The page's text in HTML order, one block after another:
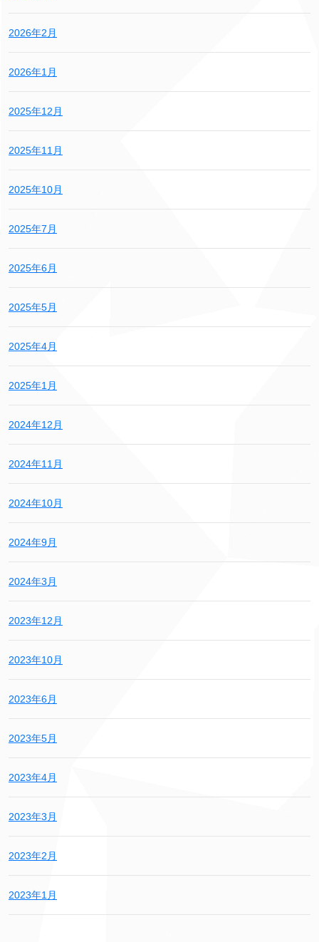
2026年2月
2026年1月
2025年12月
2025年11月
2025年10月
2025年7月
2025年6月
2025年5月
2025年4月
2025年1月
2024年12月
2024年11月
2024年10月
2024年9月
2024年3月
2023年12月
2023年10月
2023年6月
2023年5月
2023年4月
2023年3月
2023年2月
2023年1月